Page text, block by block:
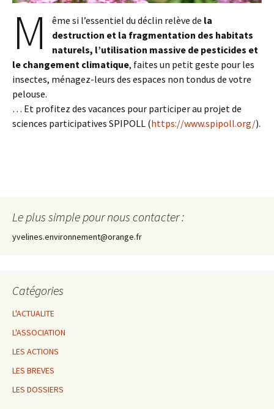
M ême si l’essentiel du déclin relève de la
destruction et la fragmentation des habitats
naturels, l’utilisation massive de pesticides et
le changement climatique, faites un petit geste pour les
insectes, ménagez-leurs des espaces non tondus de votre
pelouse.
… Et profitez des vacances pour participer au projet de
sciences participatives SPIPOLL (https://www.spipoll.org/).
Le plus simple pour nous contacter :
yvelines.environnement@orange.fr
Catégories
L'ACTUALITE
L'ASSOCIATION
LES ACTIONS
LES BREVES
LES DOSSIERS